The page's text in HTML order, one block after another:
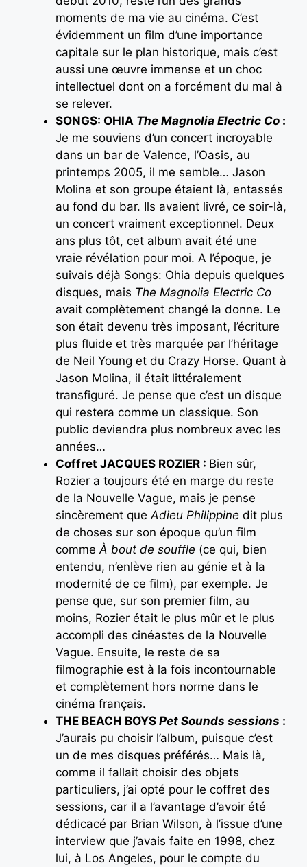
moments de ma vie au cinéma. C’est
évidemment un film d’une importance
capitale sur le plan historique, mais c’est
aussi une œuvre immense et un choc
intellectuel dont on a forcément du mal à
se relever.
SONGS: OHIA The Magnolia Electric Co :
Je me souviens d’un concert incroyable
dans un bar de Valence, l’Oasis, au
printemps 2005, il me semble… Jason
Molina et son groupe étaient là, entassés
au fond du bar. Ils avaient livré, ce soir-là,
un concert vraiment exceptionnel. Deux
ans plus tôt, cet album avait été une
vraie révélation pour moi. A l’époque, je
suivais déjà Songs: Ohia depuis quelques
disques, mais The Magnolia Electric Co
avait complètement changé la donne. Le
son était devenu très imposant, l’écriture
plus fluide et très marquée par l’héritage
de Neil Young et du Crazy Horse. Quant à
Jason Molina, il était littéralement
transfiguré. Je pense que c’est un disque
qui restera comme un classique. Son
public deviendra plus nombreux avec les
années…
Coffret JACQUES ROZIER : Bien sûr,
Rozier a toujours été en marge du reste
de la Nouvelle Vague, mais je pense
sincèrement que Adieu Philippine dit plus
de choses sur son époque qu’un film
comme À bout de souffle (ce qui, bien
entendu, n’enlève rien au génie et à la
modernité de ce film), par exemple. Je
pense que, sur son premier film, au
moins, Rozier était le plus mûr et le plus
accompli des cinéastes de la Nouvelle
Vague. Ensuite, le reste de sa
filmographie est à la fois incontournable
et complètement hors norme dans le
cinéma français.
THE BEACH BOYS Pet Sounds sessions :
J’aurais pu choisir l’album, puisque c’est
un de mes disques préférés… Mais là,
comme il fallait choisir des objets
particuliers, j’ai opté pour le coffret des
sessions, car il a l’avantage d’avoir été
dédicacé par Brian Wilson, à l’issue d’une
interview que j’avais faite en 1998, chez
lui, à Los Angeles, pour le compte du